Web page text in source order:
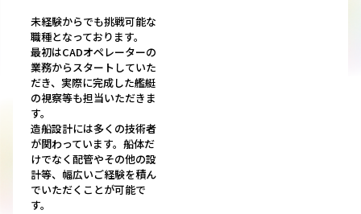
未経験からでも挑戦可能な
職種となっております。
最初はCADオペレーターの
業務からスタートしていた
だき、実際に完成した艦艇
の視察等も担当いただきま
す。
造船設計には多くの技術者
が関わっています。船体だ
けでなく配管やその他の設
計等、幅広いご経験を積ん
でいただくことが可能で
す。